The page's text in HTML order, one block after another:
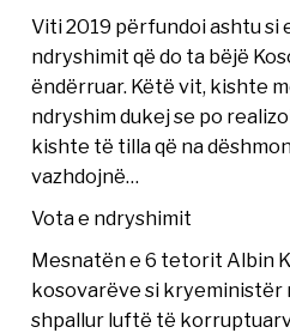
Viti 2019 përfundoi ashtu si
ndryshimit që do ta bëjë
ëndërruar. Këtë vit, kishte
ndryshim dukej se po
kishte të tilla që na
vazhdojnë…
Vota e ndryshimit
Mesnatën e 6 tetorit Albin
kosovarëve si kryeministër
shpallur luftë të